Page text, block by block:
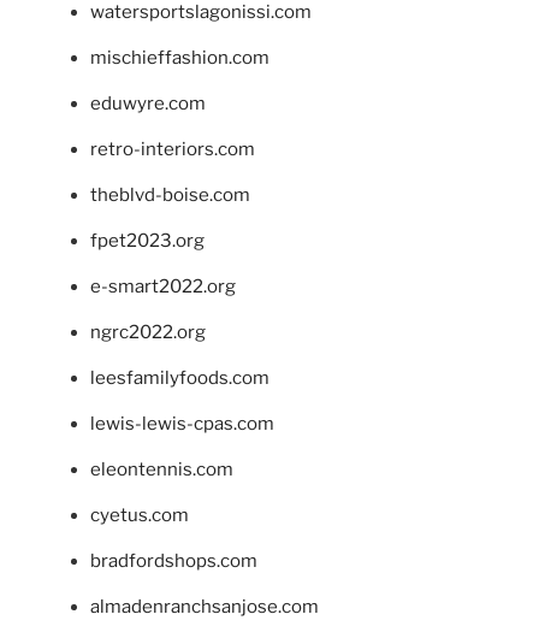
watersportslagonissi.com
mischieffashion.com
eduwyre.com
retro-interiors.com
theblvd-boise.com
fpet2023.org
e-smart2022.org
ngrc2022.org
leesfamilyfoods.com
lewis-lewis-cpas.com
eleontennis.com
cyetus.com
bradfordshops.com
almadenranchsanjose.com